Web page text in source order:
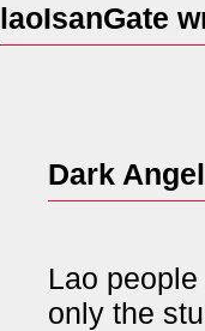
laoIsanGate
Dark
Lao
only the